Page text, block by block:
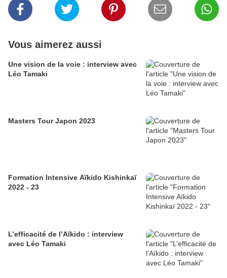
Vous aimerez aussi
Une vision de la voie : interview avec
Léo Tamaki
Masters Tour Japon 2023
Formation Intensive Aïkido Kishinkaï
2022 - 23
L’efficacité de l’Aïkido : interview
avec Léo Tamaki